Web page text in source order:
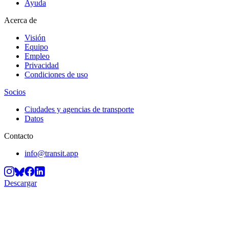
Ayuda
Acerca de
Visión
Equipo
Empleo
Privacidad
Condiciones de uso
Socios
Ciudades y agencias de transporte
Datos
Contacto
info@transit.app
Descargar